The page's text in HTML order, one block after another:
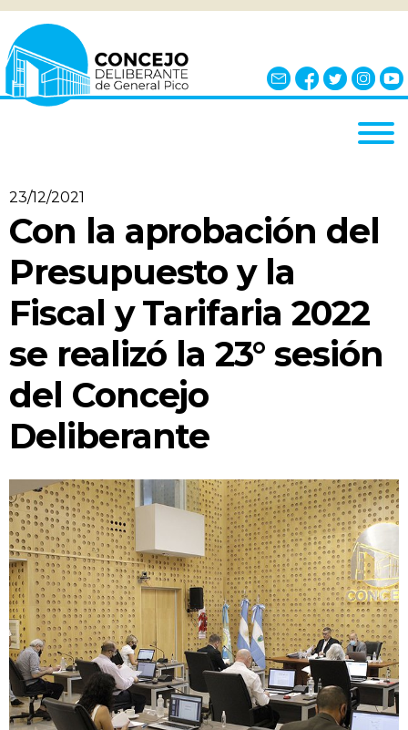
EL CONCEJO
¿QUÉ ES?
AUTORIDADES
BLOQUES
COMISIONES
NOTICIAS
CONCEJO TRANSPARENTE
¿EN QUÉ ESTAMOS TRABAJANDO?
SEGUIMIENTO DE TRÁMITES
BUSCADOR DE NORMATIVAS
23/12/2021
Con la aprobación del
Presupuesto y la
Fiscal y Tarifaria 2022
se realizó la 23° sesión
del Concejo
Deliberante